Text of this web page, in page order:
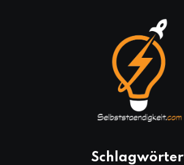
Schlagwörter